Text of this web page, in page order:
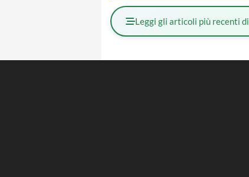
Leggi gli articoli più recenti di